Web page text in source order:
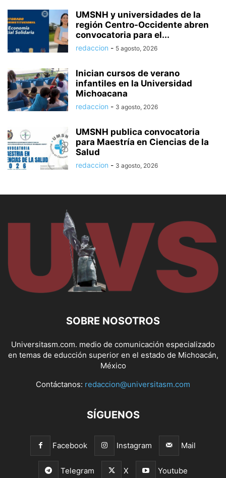
UMSNH y universidades de la
región Centro-Occidente abren
convocatoria para el...
redaccion - 5 agosto, 2026
Inician cursos de verano
infantiles en la Universidad
Michoacana
redaccion - 3 agosto, 2026
UMSNH publica convocatoria
para Maestría en Ciencias de la
Salud
redaccion - 3 agosto, 2026
SOBRE NOSOTROS
Universitasm.com. medio de comunicación especializado
en temas de educción superior en el estado de Michoacán,
México
Contáctanos: redaccion@universitasm.com
SÍGUENOS
Facebook Instagram Mail
Telegram X Youtube